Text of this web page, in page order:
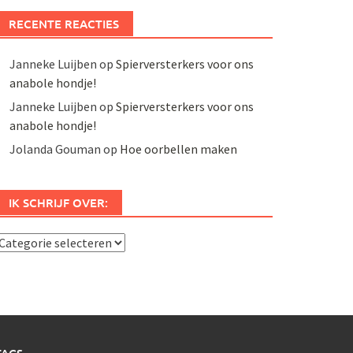
RECENTE REACTIES
Janneke Luijben op Spierversterkers voor ons
anabole hondje!
Janneke Luijben op Spierversterkers voor ons
anabole hondje!
Jolanda Gouman op Hoe oorbellen maken
IK SCHRIJF OVER: